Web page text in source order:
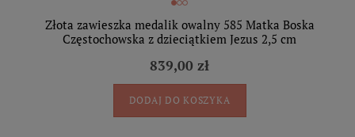
Złota zawieszka medalik owalny 585 Matka Boska
Częstochowska z dzieciątkiem Jezus 2,5 cm
839,00 zł
DODAJ DO KOSZYKA